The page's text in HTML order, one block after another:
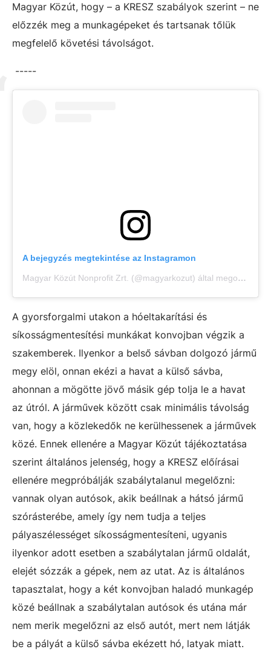
Magyar Közút, hogy – a KRESZ szabályok szerint – ne
előzzék meg a munkagépeket és tartsanak tőlük
megfelelő követési távolságot.
-----
A bejegyzés megtekintése az Instagramon
Magyar Közút Nonprofit Zrt. (@magyarkozut) által megosztott bejegyzés
A gyorsforgalmi utakon a hóeltakarítási és
síkosságmentesítési munkákat konvojban végzik a
szakemberek. Ilyenkor a belső sávban dolgozó jármű
megy elöl, onnan ekézi a havat a külső sávba,
ahonnan a mögötte jövő másik gép tolja le a havat
az útról. A járművek között csak minimális távolság
van, hogy a közlekedők ne kerülhessenek a járművek
közé. Ennek ellenére a Magyar Közút tájékoztatása
szerint általános jelenség, hogy a KRESZ előírásai
ellenére megpróbálják szabálytalanul megelőzni:
vannak olyan autósok, akik beállnak a hátsó jármű
szórásterébe, amely így nem tudja a teljes
pályaszélességet síkosságmentesíteni, ugyanis
ilyenkor adott esetben a szabálytalan jármű oldalát,
elejét sózzák a gépek, nem az utat. Az is általános
tapasztalat, hogy a két konvojban haladó munkagép
közé beállnak a szabálytalan autósok és utána már
nem merik megelőzni az első autót, mert nem látják
be a pályát a külső sávba ekézett hó, latyak miatt.